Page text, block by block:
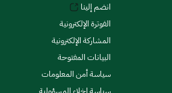
انضم إلينا
الفوترة الإلكترونية
المشاركة الإلكترونية
البيانات المفتوحة
سياسة أمن المعلومات